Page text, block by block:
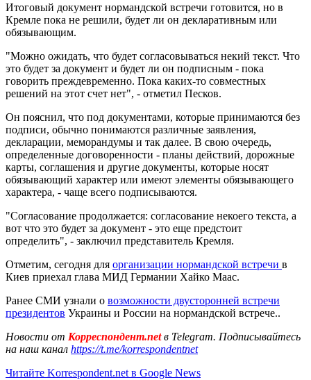
Итоговый документ нормандской встречи готовится, но в
Кремле пока не решили, будет ли он декларативным или
обязывающим.
"Можно ожидать, что будет согласовываться некий текст. Что
это будет за документ и будет ли он подписным - пока
говорить преждевременно. Пока каких-то совместных
решений на этот счет нет", - отметил Песков.
Он пояснил, что под документами, которые принимаются без
подписи, обычно понимаются различные заявления,
декларации, меморандумы и так далее. В свою очередь,
определенные договоренности - планы действий, дорожные
карты, соглашения и другие документы, которые носят
обязывающий характер или имеют элементы обязывающего
характера, - чаще всего подписываются.
"Согласование продолжается: согласование некоего текста, а
вот что это будет за документ - это еще предстоит
определить", - заключил представитель Кремля.
Отметим, сегодня для организации нормандской встречи в
Киев приехал глава МИД Германии Хайко Маас.
Ранее СМИ узнали о возможности двусторонней встречи
президентов Украины и России на нормандской встрече..
Новости от Корреспондент.netв Telegram. Подписывайтесь
на наш канал https://t.me/korrespondentnet
Читайте Korrespondent.net в Google News